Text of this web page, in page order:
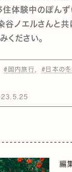
住体験中のぽんず
谷ノエルさんと
ください。
#国内旅行 #日本の冬
編